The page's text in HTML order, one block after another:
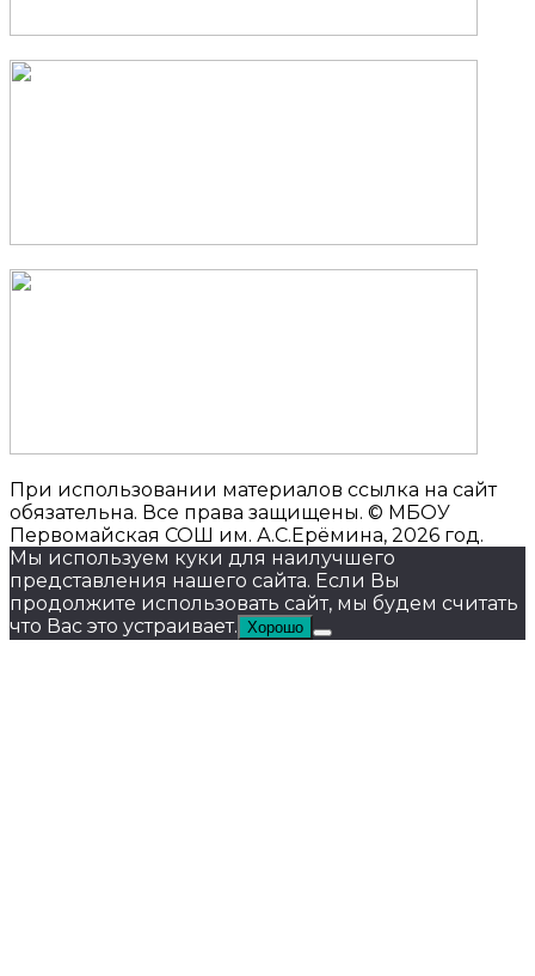
При использовании материалов ссылка на сайт
обязательна. Все права защищены. © МБОУ
Первомайская СОШ им. А.С.Ерёмина, 2026 год.
Мы используем куки для наилучшего
представления нашего сайта. Если Вы
продолжите использовать сайт, мы будем считать
что Вас это устраивает. Хорошо